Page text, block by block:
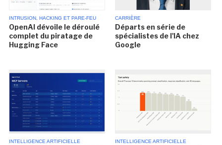
INTRUSION, HACKING ET PARE-FEU
OpenAI dévoile le déroulé
complet du piratage de
Hugging Face
CARRIÈRE
Départs en série de
spécialistes de l'IA chez
Google
INTELLIGENCE ARTIFICIELLE INTELLIGENCE ARTIFICIELLE